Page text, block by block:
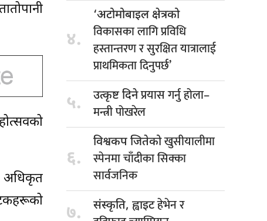
अधिकृत
४.
‘अटोमोबाइल क्षेत्रको
विकासका लागि प्रविधि
हस्तान्तरण र सुरक्षित यात्रालाई
प्राथमिकता दिनुपर्छ’
५. उत्कृष्ट दिनेप्रयास गर्नु होला–
मन्त्री पोखरेल
६.
विश्वकप जितेकोखुसीयालीमा
स्पेनमा चाँदीका सिक्का
सार्वजनिक
७. संस्कृति, ह्वाइटहेभेन र